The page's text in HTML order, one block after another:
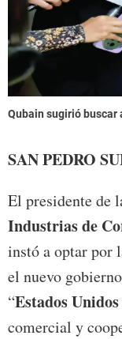
Qubain sugirió
SAN PEDRO
El presidente de
Industrias de
instó a optar por
el nuevo
“Estados Unidos
comercial y